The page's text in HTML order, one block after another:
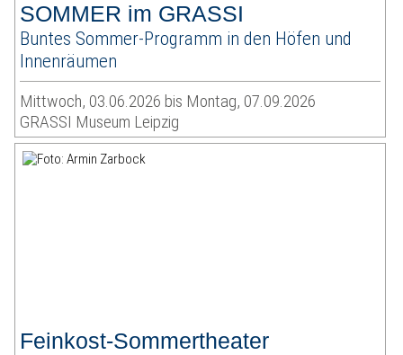
SOMMER im GRASSI
Buntes Sommer-Programm in den Höfen und
Innenräumen
Mittwoch, 03.06.2026 bis Montag, 07.09.2026
GRASSI Museum Leipzig
Feinkost-Sommertheater